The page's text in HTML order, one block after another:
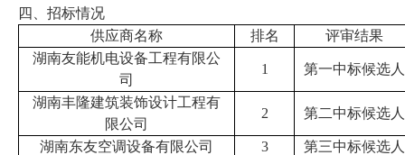
四、招标情况
供应商名称
排名
评审结果
湖南友能机电设备工程有限公
司
1 第一中标候选人
湖南丰隆建筑装饰设计工程有
限公司
2 第二中标候选人
湖南东友空调设备有限公司 3 第三中标候选人